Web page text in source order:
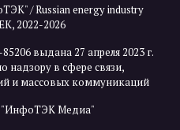
/ Russian energy industry
2022-2026
выдана 27 апреля 2023 г.
надзору в сфере связи,
и массовых коммуникаций
"ИнфоТЭК Медиа"